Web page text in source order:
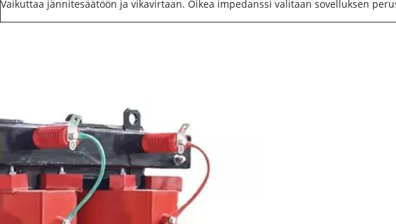
Vaikuttaa jännitesäätöön ja vikavirtaan. Oikea impedanssi valitaan sovelluksen